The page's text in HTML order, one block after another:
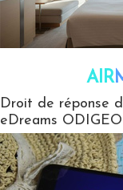
AIR
Droit de réponse
eDreams ODIGEO